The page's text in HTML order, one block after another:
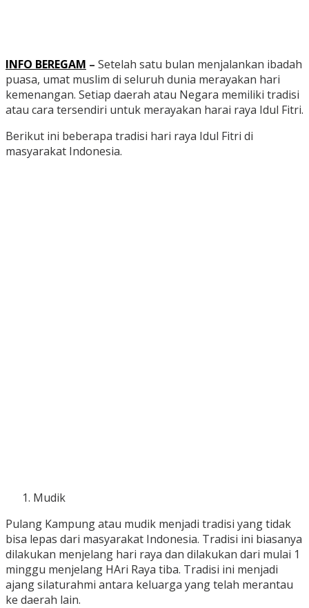
INFO BEREGAM – Setelah satu bulan menjalankan ibadah
puasa, umat muslim di seluruh dunia merayakan hari
kemenangan. Setiap daerah atau Negara memiliki tradisi
atau cara tersendiri untuk merayakan harai raya Idul Fitri.
Berikut ini beberapa tradisi hari raya Idul Fitri di
masyarakat Indonesia.
Mudik
Pulang Kampung atau mudik menjadi tradisi yang tidak
bisa lepas dari masyarakat Indonesia. Tradisi ini biasanya
dilakukan menjelang hari raya dan dilakukan dari mulai 1
minggu menjelang HAri Raya tiba. Tradisi ini menjadi
ajang silaturahmi antara keluarga yang telah merantau
ke daerah lain.